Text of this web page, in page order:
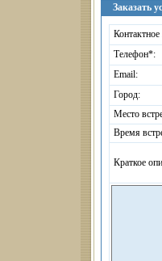
Заказать
Телефон*:
Email:
Город:
Место
Время
Краткое